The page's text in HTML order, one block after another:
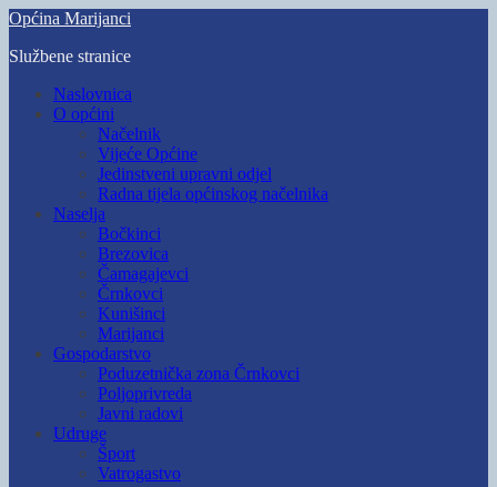
Skip
main
Općina Marijanci
Službene stranice
Toggle
mobile
Naslovnica
O općini
Načelnik
Vijeće Općine
Jedinstveni upravni odjel
Radna tijela općinskog načelnika
Naselja
Bočkinci
Brezovica
Čamagajevci
Črnkovci
Kunišinci
Marijanci
Gospodarstvo
Poduzetnička zona Črnkovci
Poljoprivreda
Javni radovi
Udruge
Šport
Vatrogastvo